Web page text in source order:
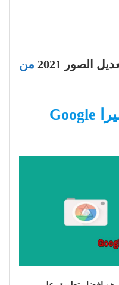
الصور 2021
من
3 – تطبيق جوجل كاميرا Google